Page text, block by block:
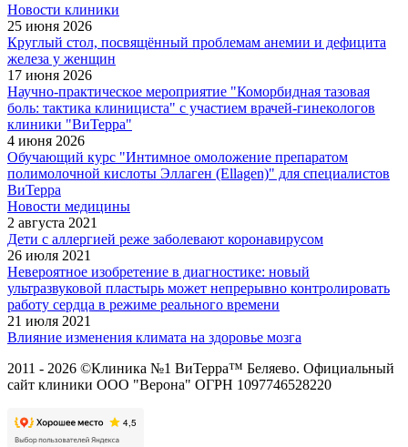
Новости клиники
25 июня 2026
Круглый стол, посвящённый проблемам анемии и дефицита
железа у женщин
17 июня 2026
Научно-практическое мероприятие "Коморбидная тазовая
боль: тактика клинициста" с участием врачей-гинекологов
клиники "ВиТерра"
4 июня 2026
Обучающий курс "Интимное омоложение препаратом
полимолочной кислоты Эллаген (Ellagen)" для специалистов
ВиТерра
Новости медицины
2 августа 2021
Дети с аллергией реже заболевают коронавирусом
26 июля 2021
Невероятное изобретение в диагностике: новый
ультразвуковой пластырь может непрерывно контролировать
работу сердца в режиме реального времени
21 июля 2021
Влияние изменения климата на здоровье мозга
2011 - 2026 ©Клиника №1 ВиТерра™ Беляево. Официальный
сайт клиники ООО "Верона" ОГРН 1097746528220